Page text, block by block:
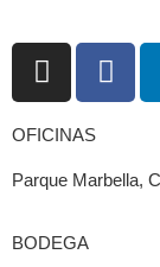
OFICINAS
Parque Marbella,
BODEGA